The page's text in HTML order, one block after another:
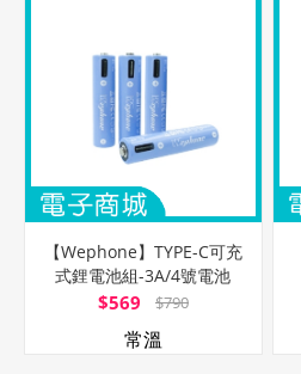
【Wephone】TYPE-C可充
式鋰電池組-3A/4號電池
$569 $790
常溫